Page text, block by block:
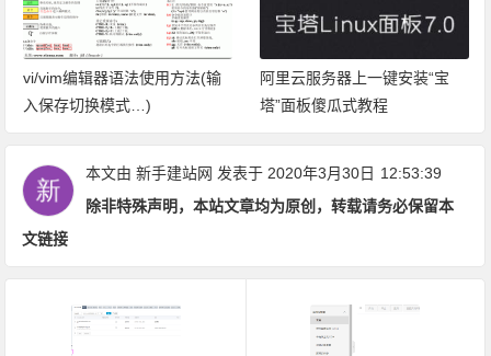
vi/vim编辑器语法使用方法(输
入保存切换模式…)
阿里云服务器上一键安装“宝
塔”面板傻瓜式教程
本文由新手建站网 发表于 2020年3月30日 12:53:39
除非特殊声明，本站文章均为原创，转载请务必保留本
文链接